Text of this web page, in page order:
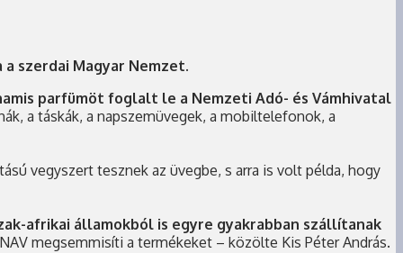
szerdai Magyar Nemzet.
parfümöt foglalt le a Nemzeti Adó- és Vámhivatal
a táskák, a napszemüvegek, a mobiltelefonok, a
vegyszert tesznek az üvegbe, s arra is volt példa, hogy
afrikai államokból is egyre gyakrabban szállítanak
megsemmisíti a termékeket – közölte Kis Péter András.